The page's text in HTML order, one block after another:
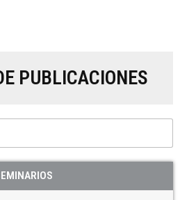
PUBLICACIONES